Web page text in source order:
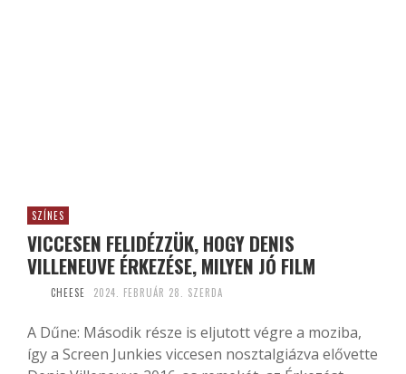
SZÍNES
VICCESEN FELIDÉZZÜK, HOGY DENIS
VILLENEUVE ÉRKEZÉSE, MILYEN JÓ FILM
CHEESE 2024. FEBRUÁR 28. SZERDA
A Dűne: Második része is eljutott végre a moziba,
így a Screen Junkies viccesen nosztalgiázva elővette